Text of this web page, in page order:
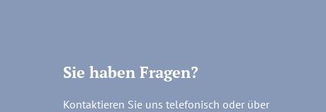
Sie haben Fragen?
Kontaktieren Sie uns telefonisch oder über